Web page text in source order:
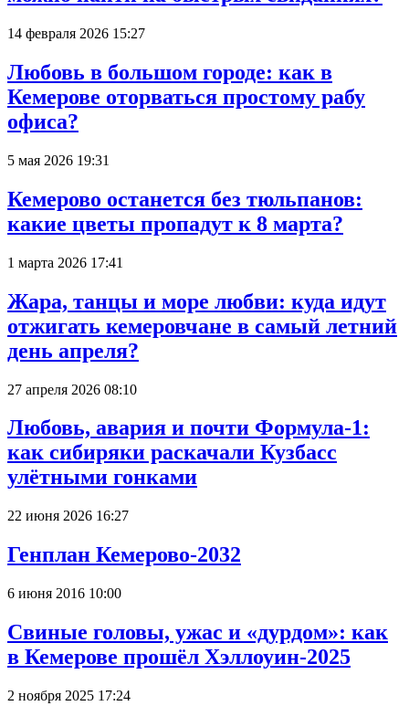
14 февраля 2026 15:27
Любовь в большом городе: как в
Кемерове оторваться простому рабу
офиса?
5 мая 2026 19:31
Кемерово останется без тюльпанов:
какие цветы пропадут к 8 марта?
1 марта 2026 17:41
Жара, танцы и море любви: куда идут
отжигать кемеровчане в самый летний
день апреля?
27 апреля 2026 08:10
Любовь, авария и почти Формула-1:
как сибиряки раскачали Кузбасс
улётными гонками
22 июня 2026 16:27
Генплан Кемерово-2032
6 июня 2016 10:00
Свиные головы, ужас и «дурдом»: как
в Кемерове прошёл Хэллоуин-2025
2 ноября 2025 17:24